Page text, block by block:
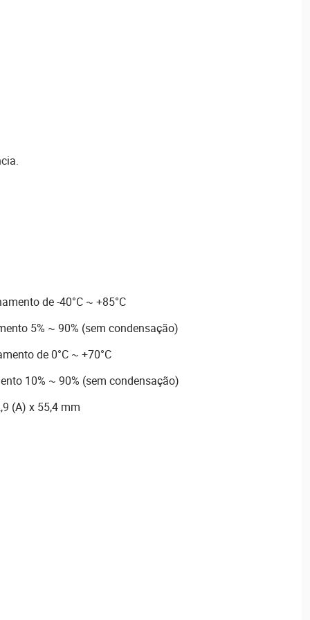
de -40°C ~ +85°C
5% ~ 90% (sem condensação)
de 0°C ~ +70°C
10% ~ 90% (sem condensação)
(A) x 55,4 mm